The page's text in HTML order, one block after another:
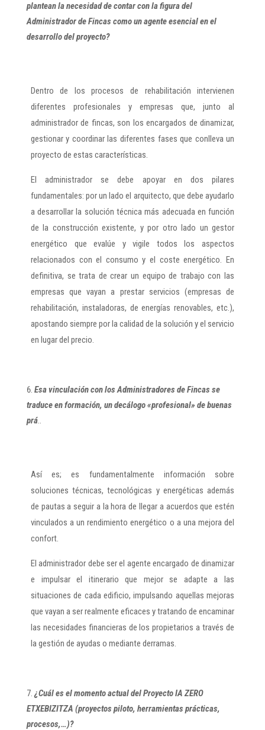
plantean la necesidad de contar con la figura del
Administrador de Fincas como un agente esencial en el
desarrollo del proyecto?
Dentro de los procesos de rehabilitación intervienen
diferentes profesionales y empresas que, junto al
administrador de fincas, son los encargados de dinamizar,
gestionar y coordinar las diferentes fases que conlleva un
proyecto de estas características.
El administrador se debe apoyar en dos pilares
fundamentales: por un lado el arquitecto, que debe ayudarlo
a desarrollar la solución técnica más adecuada en función
de la construcción existente, y por otro lado un gestor
energético que evalúe y vigile todos los aspectos
relacionados con el consumo y el coste energético. En
definitiva, se trata de crear un equipo de trabajo con las
empresas que vayan a prestar servicios (empresas de
rehabilitación, instaladoras, de energías renovables, etc.),
apostando siempre por la calidad de la solución y el servicio
en lugar del precio.
Esa vinculación con los Administradores de Fincas se
traduce en formación, un decálogo «profesional» de buenas
prá..
Así es; es fundamentalmente información sobre
soluciones técnicas, tecnológicas y energéticas además
de pautas a seguir a la hora de llegar a acuerdos que estén
vinculados a un rendimiento energético o a una mejora del
confort.
El administrador debe ser el agente encargado de dinamizar
e impulsar el itinerario que mejor se adapte a las
situaciones de cada edificio, impulsando aquellas mejoras
que vayan a ser realmente eficaces y tratando de encaminar
las necesidades financieras de los propietarios a través de
la gestión de ayudas o mediante derramas.
¿Cuál es el momento actual del Proyecto IA ZERO
ETXEBIZITZA (proyectos piloto, herramientas prácticas,
procesos,…)?